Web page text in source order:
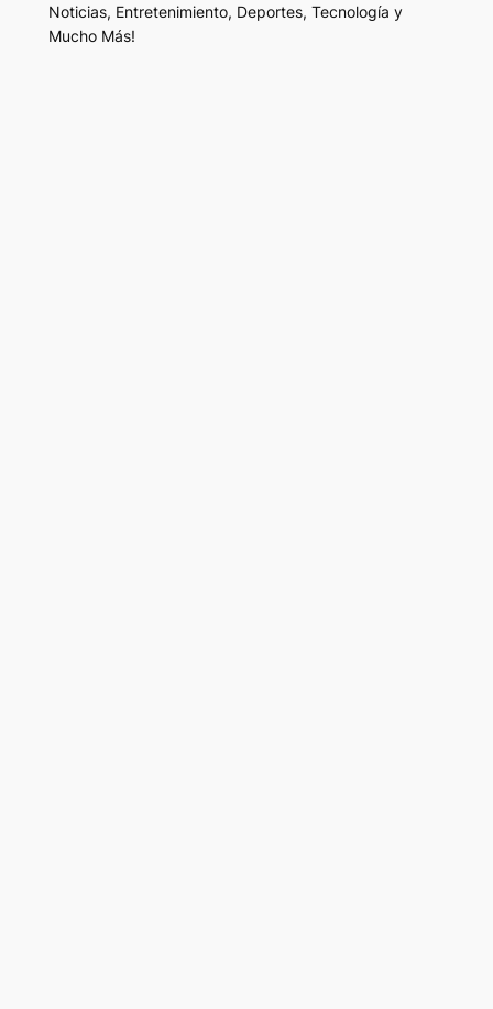
Noticias, Entretenimiento, Deportes, Tecnología y
Mucho Más!